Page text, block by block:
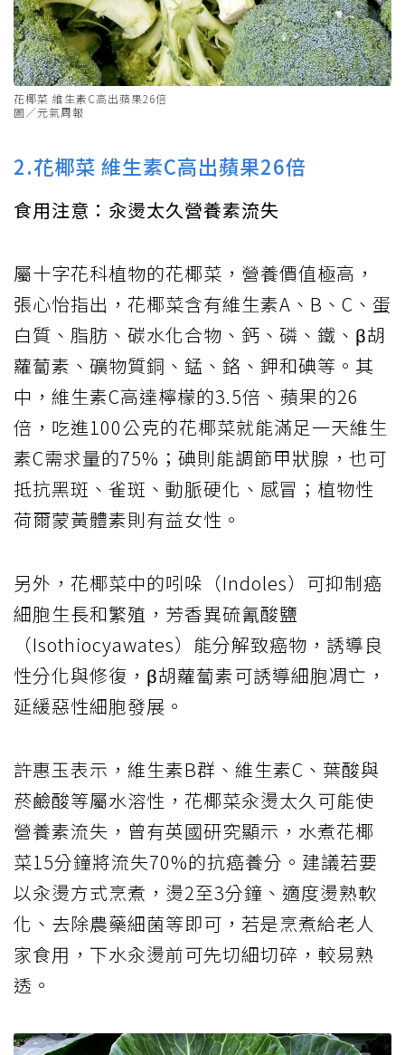
花椰菜 維生素C高出蘋果26倍
圖／元氣周報
2.花椰菜 維生素C高出蘋果26倍
食用注意：汆燙太久營養素流失
屬十字花科植物的花椰菜，營養價值極高，
張心怡指出，花椰菜含有維生素A、B、C、蛋
白質、脂肪、碳水化合物、鈣、磷、鐵、β胡
蘿蔔素、礦物質銅、錳、鉻、鉀和碘等。其
中，維生素C高達檸檬的3.5倍、蘋果的26
倍，吃進100公克的花椰菜就能滿足一天維生
素C需求量的75%；碘則能調節甲狀腺，也可
抵抗黑斑、雀斑、動脈硬化、感冒；植物性
荷爾蒙黃體素則有益女性。
另外，花椰菜中的吲哚（Indoles）可抑制癌
細胞生長和繁殖，芳香異硫氰酸鹽
（Isothiocyawates）能分解致癌物，誘導良
性分化與修復，β胡蘿蔔素可誘導細胞凋亡，
延緩惡性細胞發展。
許惠玉表示，維生素B群、維生素C、葉酸與
菸鹼酸等屬水溶性，花椰菜汆燙太久可能使
營養素流失，曾有英國研究顯示，水煮花椰
菜15分鐘將流失70%的抗癌養分。建議若要
以汆燙方式烹煮，燙2至3分鐘、適度燙熟軟
化、去除農藥細菌等即可，若是烹煮給老人
家食用，下水汆燙前可先切細切碎，較易熟
透。